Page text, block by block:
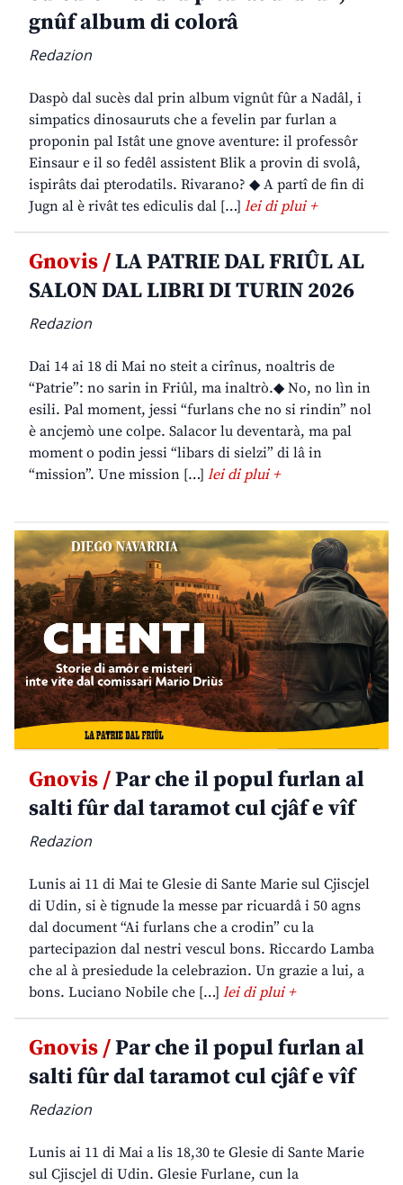
gnûf album di colorâ
Redazion
Daspò dal sucès dal prin album vignût fûr a Nadâl, i
simpatics dinosauruts che a fevelin par furlan a
proponin pal Istât une gnove aventure: il professôr
Einsaur e il so fedêl assistent Blik a provin di svolâ,
ispirâts dai pterodatils. Rivarano? ◆ A partî de fin di
Jugn al è rivât tes ediculis dal […] lei di plui +
Gnovis /LA PATRIE DAL FRIÛL AL
SALON DAL LIBRI DI TURIN 2026
Redazion
Dai 14 ai 18 di Mai no steit a cirînus, noaltris de
“Patrie”: no sarin in Friûl, ma inaltrò.◆ No, no lìn in
esili. Pal moment, jessi “furlans che no si rindin” nol
è ancjemò une colpe. Salacor lu deventarà, ma pal
moment o podin jessi “libars di sielzi” di lâ in
“mission”. Une mission […] lei di plui +
Gnovis /Par che il popul furlan al
salti fûr dal taramot cul cjâf e vîf
Redazion
Lunis ai 11 di Mai te Glesie di Sante Marie sul Cjiscjel
di Udin, si è tignude la messe par ricuardâ i 50 agns
dal document “Ai furlans che a crodin” cu la
partecipazion dal nestri vescul bons. Riccardo Lamba
che al à presiedude la celebrazion. Un grazie a lui, a
bons. Luciano Nobile che […] lei di plui +
Gnovis /Par che il popul furlan al
salti fûr dal taramot cul cjâf e vîf
Redazion
Lunis ai 11 di Mai a lis 18,30 te Glesie di Sante Marie
sul Cjiscjel di Udin. Glesie Furlane, cun la